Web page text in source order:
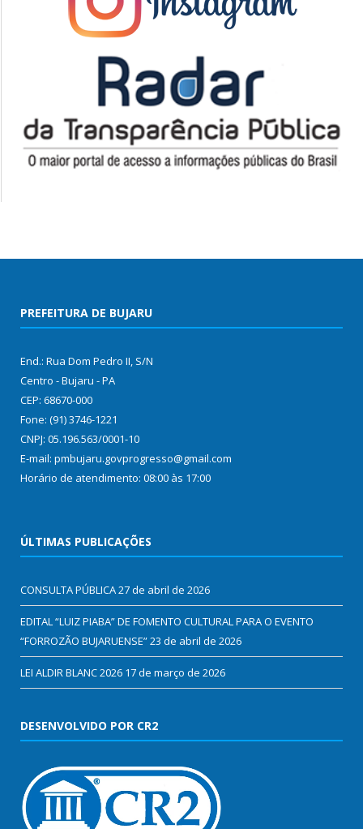
PREFEITURA DE BUJARU
End.: Rua Dom Pedro II, S/N
Centro - Bujaru - PA
CEP: 68670-000
Fone: (91) 3746-1221
CNPJ: 05.196.563/0001-10
E-mail: pmbujaru.govprogresso@gmail.com
Horário de atendimento: 08:00 às 17:00
ÚLTIMAS PUBLICAÇÕES
CONSULTA PÚBLICA27 de abril de 2026
EDITAL “LUIZ PIABA” DE FOMENTO CULTURAL PARA O EVENTO
“FORROZÃO BUJARUENSE”23 de abril de 2026
LEI ALDIR BLANC 2026 17 de março de 2026
DESENVOLVIDO POR CR2